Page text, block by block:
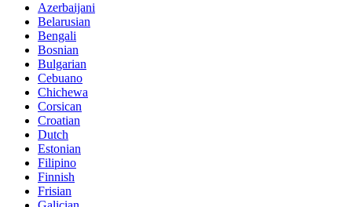
Azerbaijani
Belarusian
Bengali
Bosnian
Bulgarian
Cebuano
Chichewa
Corsican
Croatian
Dutch
Estonian
Filipino
Finnish
Frisian